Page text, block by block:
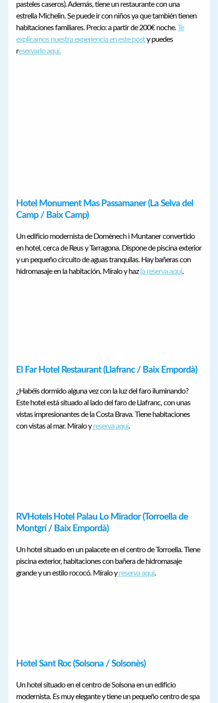
pasteles caseros). Además, tiene un restaurante con una
estrella Michelin. Se puede ir con niños ya que también tienen
habitaciones familiares. Precio: a partir de 200€ noche.Te
explicamos nuestra experiencia en este posty puedes
reservarlo aquí.
Hotel Monument Mas Passamaner(La Selva del
Camp / Baix Camp)
Un edificio modernista de Domènech i Muntaner convertido
en hotel, cerca de Reus y Tarragona. Dispone de piscina exterior
y un pequeño circuito de aguas tranquilas. Hay bañeras con
hidromasaje en la habitación. Míralo y haz la reserva aquí.
El Far Hotel Restaurant (Llafranc / Baix Empordà)
¿Habéis dormido alguna vez con la luz del faro iluminando?
Este hotel está situado al lado del faro de Llafranc, con unas
vistas impresionantes de la Costa Brava. Tiene habitaciones
con vistas al mar. Míralo yreserva aquí.
RVHotels Hotel Palau Lo Mirador (Torroella de
Montgrí / Baix Empordà)
Un hotel situado en un palacete en el centro de Torroella. Tiene
piscina exterior, habitaciones con bañera de hidromasaje
grande y un estilo rococó. Míralo yreserva aquí.
Hotel Sant Roc (Solsona / Solsonès)
Un hotel situado en el centro de Solsona en un edificio
modernista. Es muy elegante y tiene un pequeño centro de spa